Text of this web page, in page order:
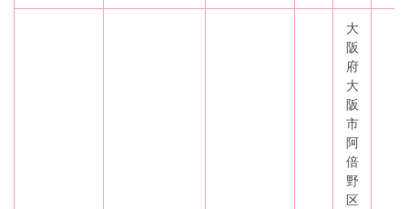
大
阪
府
大
阪
市
阿
倍
野
区